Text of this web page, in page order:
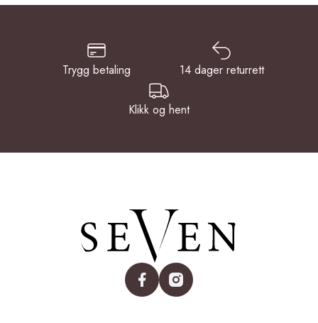
Trygg betaling 14 dager returrett
Klikk og hent
facebookinstagram